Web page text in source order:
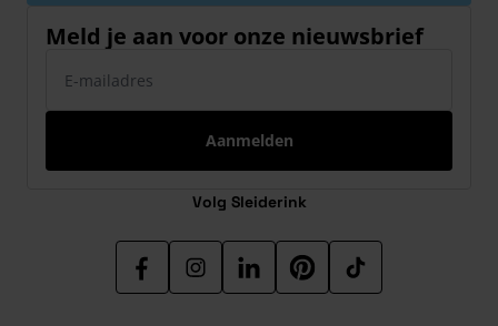
Meld je aan voor onze nieuwsbrief
Aanmelden
Volg Sleiderink